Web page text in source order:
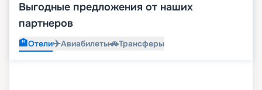
Выгодные предложения от наших
партнеров
🏨Отели✈️Авиабилеты🚗Трансферы